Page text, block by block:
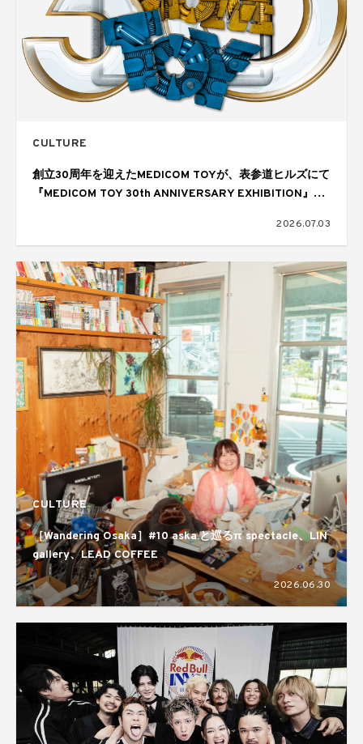
CULTURE
創立30周年を迎えたMEDICOM TOYが、表参道ヒルズにて
『MEDICOM TOY 30th ANNIVERSARY EXHIBITION』を
2026.07.03
CULTURE
［Wandering Osaka］#10 aska.と巡るπ spectacle、LIN
gallery、LEAD COFFEE
2026.06.30